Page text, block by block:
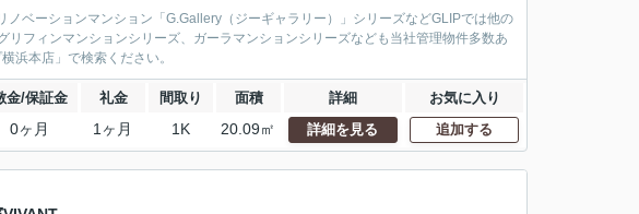
ベーションマンション「G.Gallery（ジーギャラリー）」シリーズなどGLIPでは他の
フィンマンションシリーズ、ガーラマンションシリーズなども当社管理物件多数あ
浜本店」で検索ください。
金/保証金 礼金 間取り 面積 詳細 お気に入り
0ヶ月 1ヶ月 1K 20.09㎡ 詳細を見る 追加する